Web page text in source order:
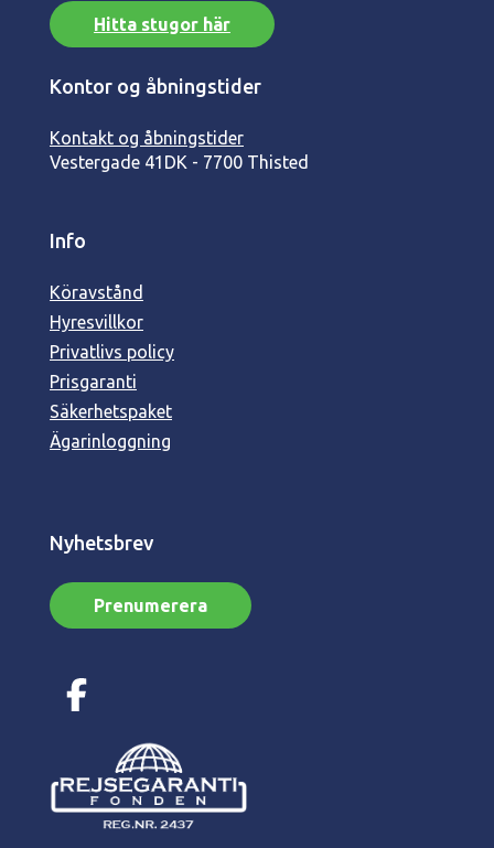
Hitta stugor här
Kontor og åbningstider
Kontakt og åbningstider
Vestergade 41 DK - 7700 Thisted
Info
Köravstånd
Hyresvillkor
Privatlivs policy
Prisgaranti
Säkerhetspaket
Ägarinloggning
Nyhetsbrev
Prenumerera